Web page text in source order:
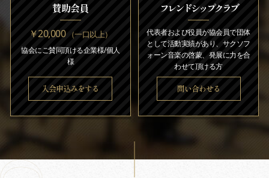
賛助会員
￥20,000（一口以上）
協会にご賛同頂ける企業様/個人
様
入会申込みをする
フレンドシップクラブ
代表者および役員が協会員で団体
として活動実績があり、サクソフ
ォーン音楽の啓蒙、発展に力を合
わせて頂ける方
問い合わせる